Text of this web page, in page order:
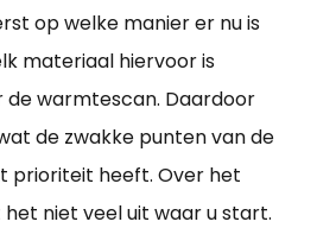
op welke manier er nu is
materiaal hiervoor is
de warmtescan. Daardoor
de zwakke punten van de
prioriteit heeft. Over het
niet veel uit waar u start.